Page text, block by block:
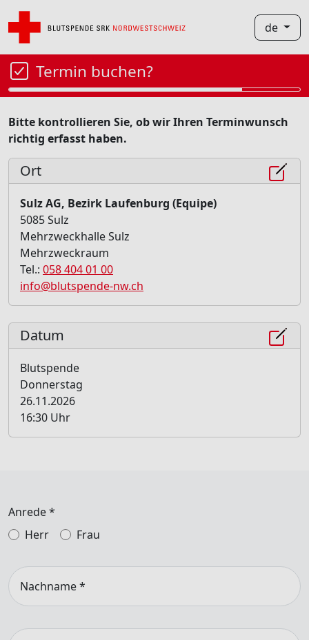
de
Termin buchen?
Bitte kontrollieren Sie, ob wir Ihren Terminwunsch
richtig erfasst haben.
Ort
Sulz AG, Bezirk Laufenburg (Equipe)
5085 Sulz
Mehrzweckhalle Sulz
Mehrzweckraum
Tel.: 058 404 01 00
info@blutspende-nw.ch
Datum
Blutspende
Donnerstag
26.11.2026
16:30 Uhr
Anrede*
Herr
Frau
Nachname*